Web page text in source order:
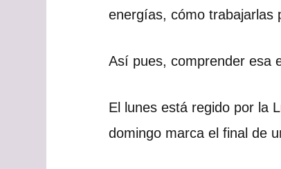
energías, cómo trabajarlas
Así pues, comprender esa
El lunes está regido por la
domingo marca el final de